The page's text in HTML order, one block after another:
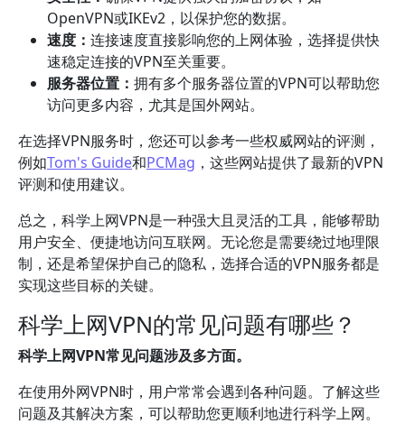
OpenVPN或IKEv2，以保护您的数据。
速度： 连接速度直接影响您的上网体验，选择提供快
速稳定连接的VPN至关重要。
服务器位置： 拥有多个服务器位置的VPN可以帮助您
访问更多内容，尤其是国外网站。
在选择VPN服务时，您还可以参考一些权威网站的评测，
例如Tom's Guide和PCMag ，这些网站提供了最新的VPN
评测和使用建议。
总之，科学上网VPN是一种强大且灵活的工具，能够帮助
用户安全、便捷地访问互联网。无论您是需要绕过地理限
制，还是希望保护自己的隐私，选择合适的VPN服务都是
实现这些目标的关键。
科学上网VPN的常见问题有哪些？
科学上网VPN常见问题涉及多方面。
在使用外网VPN时，用户常常会遇到各种问题。了解这些
问题及其解决方案，可以帮助您更顺利地进行科学上网。